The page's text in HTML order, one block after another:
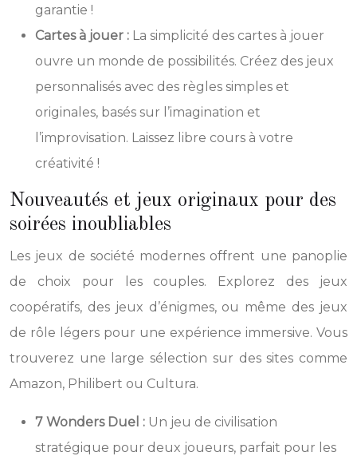
garantie !
Cartes à jouer : La simplicité des cartes à jouer
ouvre un monde de possibilités. Créez des jeux
personnalisés avec des règles simples et
originales, basés sur l’imagination et
l’improvisation. Laissez libre cours à votre
créativité !
Nouveautés et jeux originaux pour des
soirées inoubliables
Les jeux de société modernes offrent une panoplie
de choix pour les couples. Explorez des jeux
coopératifs, des jeux d’énigmes, ou même des jeux
de rôle légers pour une expérience immersive. Vous
trouverez une large sélection sur des sites comme
Amazon, Philibert ou Cultura.
7 Wonders Duel : Un jeu de civilisation
stratégique pour deux joueurs, parfait pour les